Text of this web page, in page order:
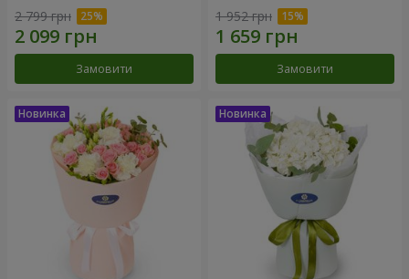
2 799 грн
Замовити
1 952 грн
Замовити